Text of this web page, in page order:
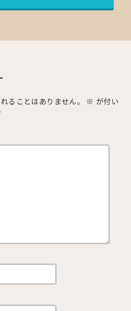
ることはありません。 ※ が付い